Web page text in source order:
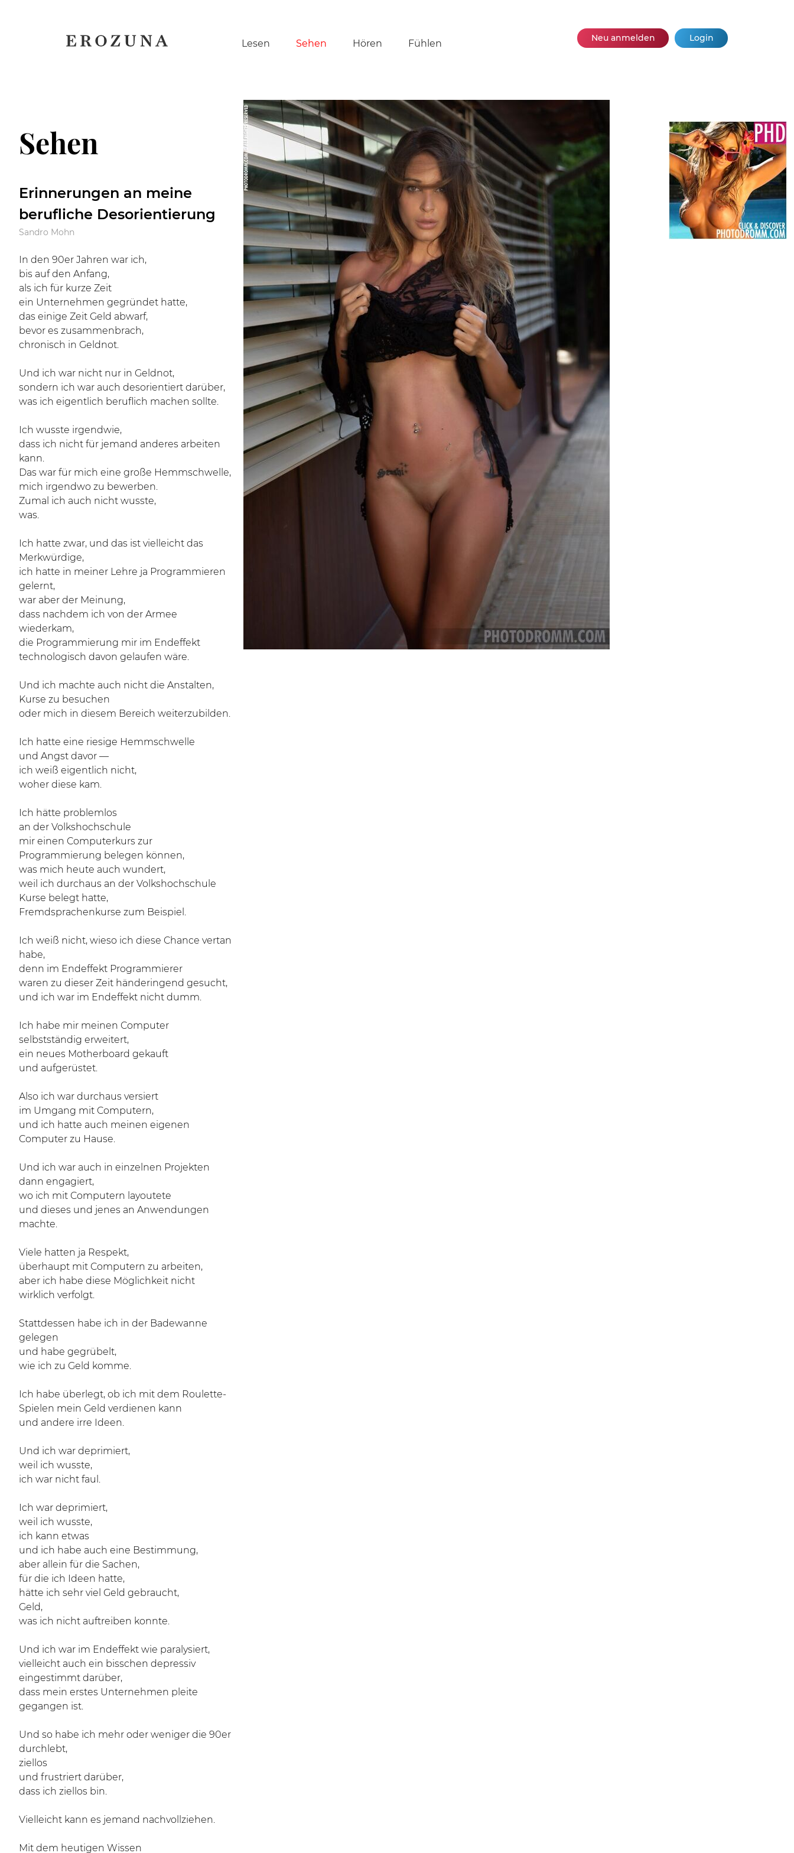
Navigation
Lesen Sehen Hören Fühlen Neu anmelden Login
Sehen
Erinnerungen an meine
berufliche Desorientierung
Sandro Mohn
In den 90er Jahren war ich,
bis auf den Anfang,
als ich für kurze Zeit
ein Unternehmen gegründet hatte,
das einige Zeit Geld abwarf,
bevor es zusammenbrach,
chronisch in Geldnot.
Und ich war nicht nur in Geldnot,
sondern ich war auch desorientiert darüber,
was ich eigentlich beruflich machen sollte.
Ich wusste irgendwie,
dass ich nicht für jemand anderes arbeiten
kann.
Das war für mich eine große Hemmschwelle,
mich irgendwo zu bewerben.
Zumal ich auch nicht wusste,
was.
Ich hatte zwar, und das ist vielleicht das
Merkwürdige,
ich hatte in meiner Lehre ja Programmieren
gelernt,
war aber der Meinung,
dass nachdem ich von der Armee
wiederkam,
die Programmierung mir im Endeffekt
technologisch davon gelaufen wäre.
Und ich machte auch nicht die Anstalten,
Kurse zu besuchen
oder mich in diesem Bereich weiterzubilden.
Ich hatte eine riesige Hemmschwelle
und Angst davor —
ich weiß eigentlich nicht,
woher diese kam.
Ich hätte problemlos
an der Volkshochschule
mir einen Computerkurs zur
Programmierung belegen können,
was mich heute auch wundert,
weil ich durchaus an der Volkshochschule
Kurse belegt hatte,
Fremdsprachenkurse zum Beispiel.
Ich weiß nicht, wieso ich diese Chance vertan
habe,
denn im Endeffekt Programmierer
waren zu dieser Zeit händeringend gesucht,
und ich war im Endeffekt nicht dumm.
Ich habe mir meinen Computer
selbstständig erweitert,
ein neues Motherboard gekauft
und aufgerüstet.
Also ich war durchaus versiert
im Umgang mit Computern,
und ich hatte auch meinen eigenen
Computer zu Hause.
Und ich war auch in einzelnen Projekten
dann engagiert,
wo ich mit Computern layoutete
und dieses und jenes an Anwendungen
machte.
Viele hatten ja Respekt,
überhaupt mit Computern zu arbeiten,
aber ich habe diese Möglichkeit nicht
wirklich verfolgt.
Stattdessen habe ich in der Badewanne
gelegen
und habe gegrübelt,
wie ich zu Geld komme.
Ich habe überlegt, ob ich mit dem Roulette-
Spielen mein Geld verdienen kann
und andere irre Ideen.
Und ich war deprimiert,
weil ich wusste,
ich war nicht faul.
Ich war deprimiert,
weil ich wusste,
ich kann etwas
und ich habe auch eine Bestimmung,
aber allein für die Sachen,
für die ich Ideen hatte,
hätte ich sehr viel Geld gebraucht,
Geld,
was ich nicht auftreiben konnte.
Und ich war im Endeffekt wie paralysiert,
vielleicht auch ein bisschen depressiv
eingestimmt darüber,
dass mein erstes Unternehmen pleite
gegangen ist.
Und so habe ich mehr oder weniger die 90er
durchlebt,
ziellos
und frustriert darüber,
dass ich ziellos bin.
Vielleicht kann es jemand nachvollziehen.
Mit dem heutigen Wissen